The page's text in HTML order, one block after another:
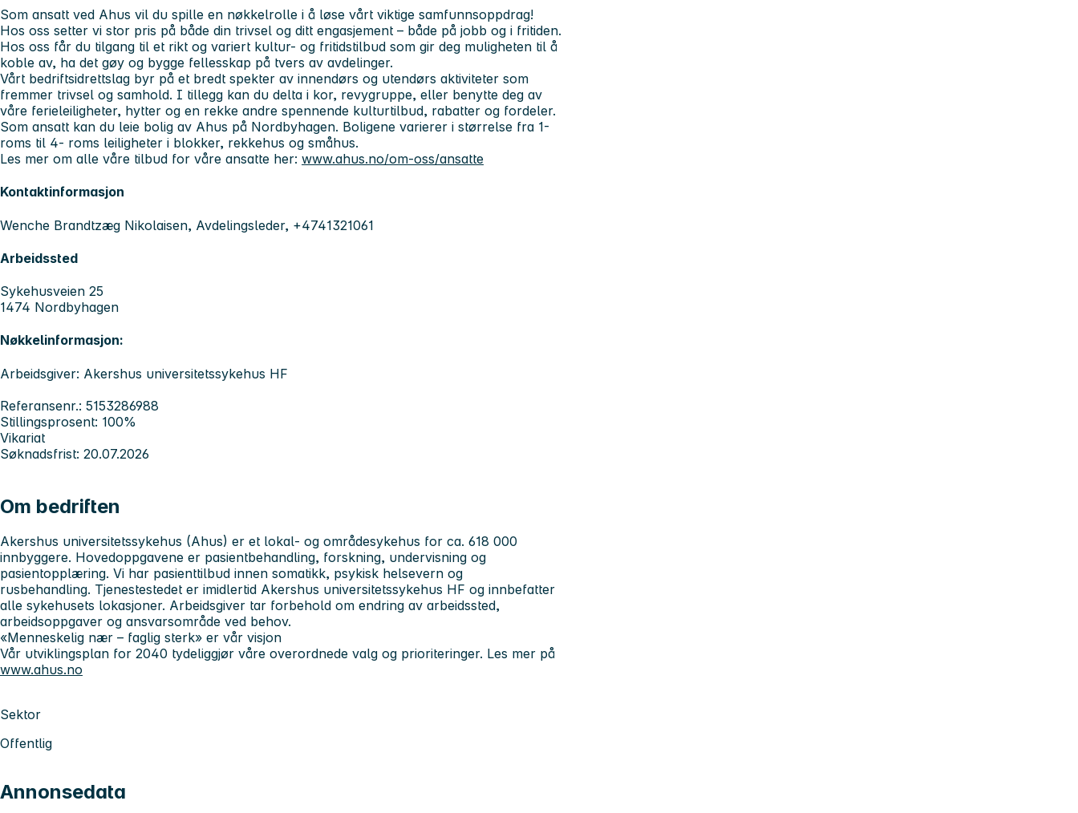
Som ansatt ved Ahus vil du spille en nøkkelrolle i å løse vårt viktige samfunnsoppdrag!
Hos oss setter vi stor pris på både din trivsel og ditt engasjement – både på jobb og i fritiden.
Hos oss får du tilgang til et rikt og variert kultur- og fritidstilbud som gir deg muligheten til å
koble av, ha det gøy og bygge fellesskap på tvers av avdelinger.
Vårt bedriftsidrettslag byr på et bredt spekter av innendørs og utendørs aktiviteter som
fremmer trivsel og samhold. I tillegg kan du delta i kor, revygruppe, eller benytte deg av
våre ferieleiligheter, hytter og en rekke andre spennende kulturtilbud, rabatter og fordeler.
Som ansatt kan du leie bolig av Ahus på Nordbyhagen. Boligene varierer i størrelse fra 1-
roms til 4- roms leiligheter i blokker, rekkehus og småhus.
Les mer om alle våre tilbud for våre ansatte her: www.ahus.no/om-oss/ansatte
Kontaktinformasjon
Wenche Brandtzæg Nikolaisen, Avdelingsleder, +4741321061
Arbeidssted
Sykehusveien 25
1474 Nordbyhagen
Nøkkelinformasjon:
Arbeidsgiver: Akershus universitetssykehus HF
Referansenr.: 5153286988
Stillingsprosent: 100%
Vikariat
Søknadsfrist: 20.07.2026
Om bedriften
Akershus universitetssykehus (Ahus) er et lokal- og områdesykehus for ca. 618 000
innbyggere. Hovedoppgavene er pasientbehandling, forskning, undervisning og
pasientopplæring. Vi har pasienttilbud innen somatikk, psykisk helsevern og
rusbehandling. Tjenestestedet er imidlertid Akershus universitetssykehus HF og innbefatter
alle sykehusets lokasjoner. Arbeidsgiver tar forbehold om endring av arbeidssted,
arbeidsoppgaver og ansvarsområde ved behov.
«Menneskelig nær – faglig sterk» er vår visjon
Vår utviklingsplan for 2040 tydeliggjør våre overordnede valg og prioriteringer. Les mer på
www.ahus.no
Sektor
Offentlig
Annonsedata